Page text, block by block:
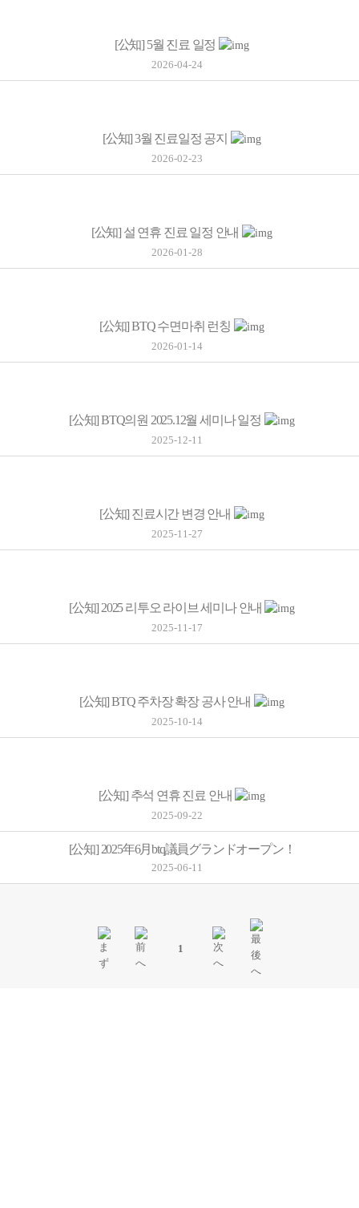
[公知] 5월 진료 일정
2026-04-24
[公知]3월 진료일정 공지
2026-02-23
[公知] 설 연휴 진료 일정 안내
2026-01-28
[公知]BTQ 수면마취 런칭
2026-01-14
[公知]BTQ의원 2025.12월 세미나 일정
2025-12-11
[公知] 진료시간 변경 안내
2025-11-27
[公知] 2025 리투오 라이브 세미나 안내
2025-11-17
[公知]BTQ 주차장 확장 공사 안내
2025-10-14
[公知] 추석 연휴 진료 안내
2025-09-22
[公知] 2025年6月btq議員グランドオープン！
2025-06-11
1